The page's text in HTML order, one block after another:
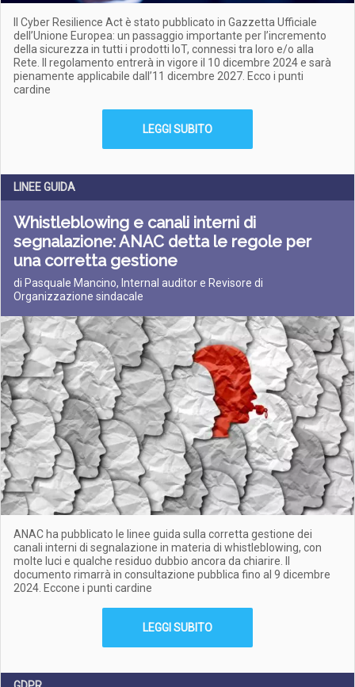
Il Cyber Resilience Act è stato pubblicato in Gazzetta Ufficiale
dell’Unione Europea: un passaggio importante per l’incremento
della sicurezza in tutti i prodotti IoT, connessi tra loro e/o alla
Rete. Il regolamento entrerà in vigore il 10 dicembre 2024 e sarà
pienamente applicabile dall’11 dicembre 2027. Ecco i punti
cardine
LEGGI SUBITO
LINEE GUIDA
Whistleblowing e canali interni di
segnalazione: ANAC detta le regole per
una corretta gestione
di Pasquale Mancino, Internal auditor e Revisore di
Organizzazione sindacale
ANAC ha pubblicato le linee guida sulla corretta gestione dei
canali interni di segnalazione in materia di whistleblowing, con
molte luci e qualche residuo dubbio ancora da chiarire. Il
documento rimarrà in consultazione pubblica fino al 9 dicembre
2024. Eccone i punti cardine
LEGGI SUBITO